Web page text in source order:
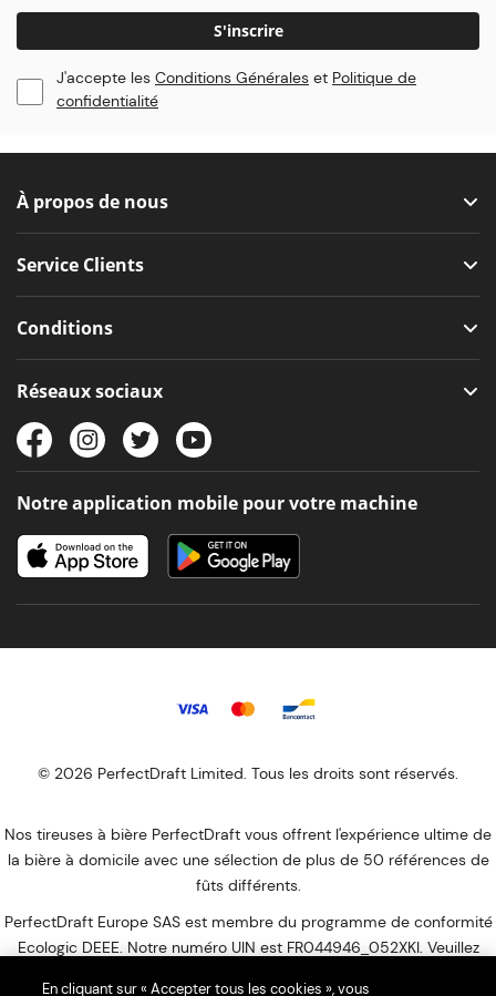
S'inscrire
J'accepte les Conditions Générales et Politique de
confidentialité
À propos de nous
Service Clients
Conditions
Réseaux sociaux
Notre application mobile pour votre machine
© 2026 PerfectDraft Limited. Tous les droits sont réservés.
Nos tireuses à bière PerfectDraft vous offrent l'expérience ultime de
la bière à domicile avec une sélection de plus de 50 références de
fûts différents.
PerfectDraft Europe SAS est membre du programme de conformité
Ecologic DEEE. Notre numéro UIN est FR044946_052XKI. Veuillez
En cliquant sur « Accepter tous les cookies », vous